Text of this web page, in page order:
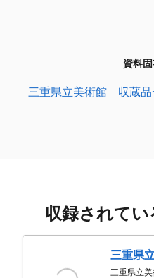
資料
三重県立美術館 収蔵品
収録されて
三重県
三重県立